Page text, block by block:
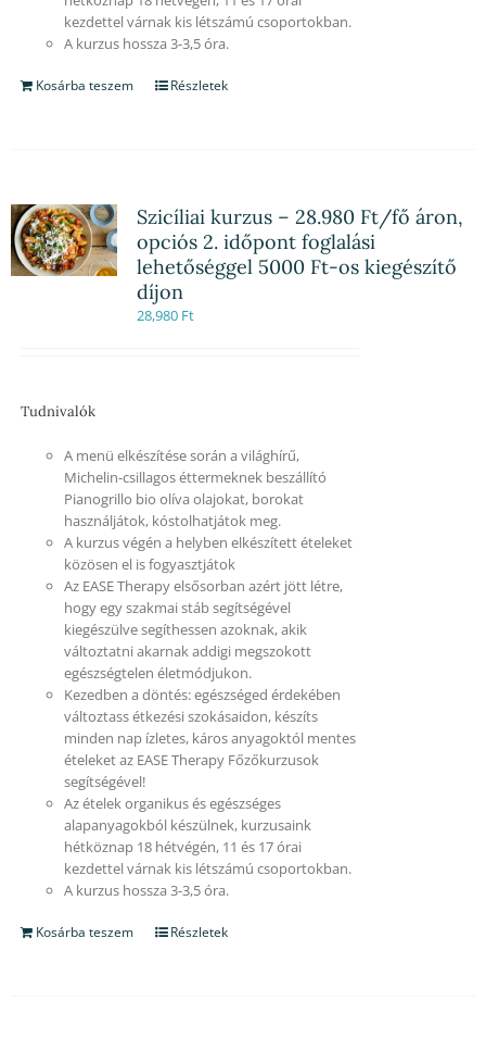
kezdettel várnak kis létszámú csoportokban.
A kurzus hossza 3-3,5 óra.
Kosárba teszem Részletek
Szicíliai kurzus – 28.980 Ft/fő áron,
opciós 2. időpont foglalási
lehetőséggel 5000 Ft-os kiegészítő
díjon
28,980 Ft
Tudnivalók
A menü elkészítése során a világhírű,
Michelin-csillagos éttermeknek beszállító
Pianogrillo bio olíva olajokat, borokat
használjátok, kóstolhatjátok meg.
A kurzus végén a helyben elkészített ételeket
közösen el is fogyasztjátok
Az EASE Therapy elsősorban azért jött létre,
hogy egy szakmai stáb segítségével
kiegészülve segíthessen azoknak, akik
változtatni akarnak addigi megszokott
egészségtelen életmódjukon.
Kezedben a döntés: egészséged érdekében
változtass étkezési szokásaidon, készíts
minden nap ízletes, káros anyagoktól mentes
ételeket az EASE Therapy Főzőkurzusok
segítségével!
Az ételek organikus és egészséges
alapanyagokból készülnek, kurzusaink
hétköznap 18 hétvégén, 11 és 17 órai
kezdettel várnak kis létszámú csoportokban.
A kurzus hossza 3-3,5 óra.
Kosárba teszem Részletek